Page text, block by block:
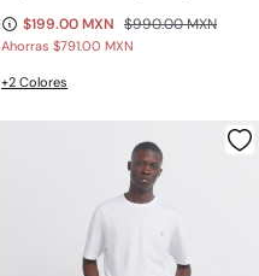
$199.00 MXN $990.00 MXN
Ahorras $791.00 MXN
+2 Colores